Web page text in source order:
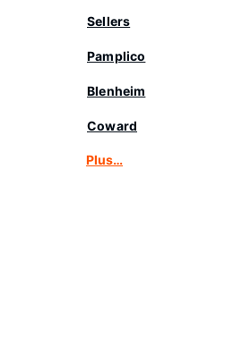
Sellers
Pamplico
Blenheim
Coward
Plus…